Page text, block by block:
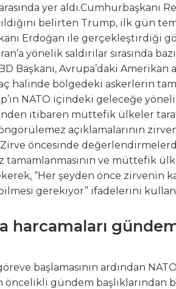
yer aldı.Cumhurbaşkanı
belirten Trump, ilk gün
Erdoğan ile gerçekleştirdiği
yönelik saldırılar sırasında
Başkanı, Avrupa’daki Amerikan
halinde bölgedeki askerlerin
NATO içindeki geleceğe
itibaren müttefik ülkeler
açıklamalarının
öncesinde
tamamlanmasının ve müttefik
“Her şeyden önce zirvenin
gerekiyor” ifadelerini
harcamaları
başlamasının ardından
öncelikli gündem başlıklarından